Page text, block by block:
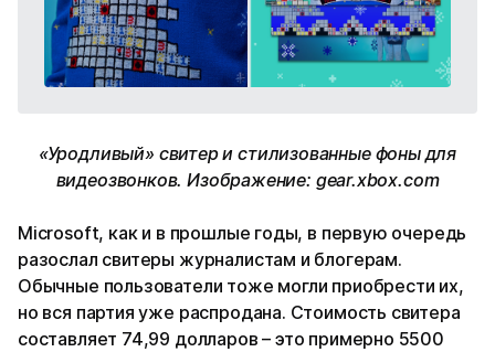
«Уродливый» свитер и стилизованные фоны для
видеозвонков. Изображение: gear.xbox.com
Microsoft, как и в прошлые годы, в первую очередь
разослал свитеры журналистам и блогерам.
Обычные пользователи тоже могли приобрести их,
но вся партия уже распродана. Стоимость свитера
составляет 74,99 долларов – это примерно 5500